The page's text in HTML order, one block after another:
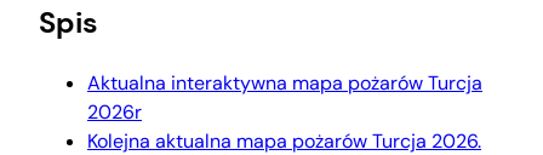
Spis
Aktualna interaktywna mapa pożarów Turcja
2026r
Kolejna aktualna mapa pożarów Turcja 2026.